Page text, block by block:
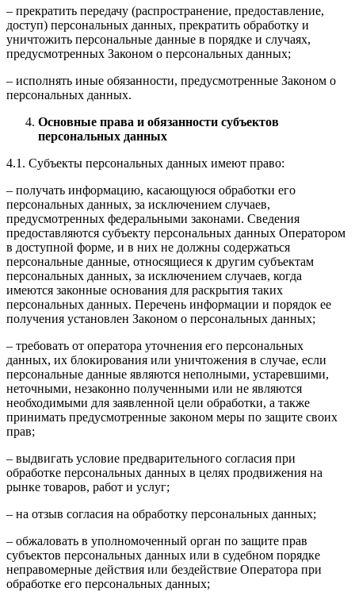
– прекратить передачу (распространение, предоставление,
доступ) персональных данных, прекратить обработку и
уничтожить персональные данные в порядке и случаях,
предусмотренных Законом о персональных данных;
– исполнять иные обязанности, предусмотренные Законом о
персональных данных.
Основные права и обязанности субъектов
персональных данных
4.1. Субъекты персональных данных имеют право:
– получать информацию, касающуюся обработки его
персональных данных, за исключением случаев,
предусмотренных федеральными законами. Сведения
предоставляются субъекту персональных данных Оператором
в доступной форме, и в них не должны содержаться
персональные данные, относящиеся к другим субъектам
персональных данных, за исключением случаев, когда
имеются законные основания для раскрытия таких
персональных данных. Перечень информации и порядок ее
получения установлен Законом о персональных данных;
– требовать от оператора уточнения его персональных
данных, их блокирования или уничтожения в случае, если
персональные данные являются неполными, устаревшими,
неточными, незаконно полученными или не являются
необходимыми для заявленной цели обработки, а также
принимать предусмотренные законом меры по защите своих
прав;
– выдвигать условие предварительного согласия при
обработке персональных данных в целях продвижения на
рынке товаров, работ и услуг;
– на отзыв согласия на обработку персональных данных;
– обжаловать в уполномоченный орган по защите прав
субъектов персональных данных или в судебном порядке
неправомерные действия или бездействие Оператора при
обработке его персональных данных;